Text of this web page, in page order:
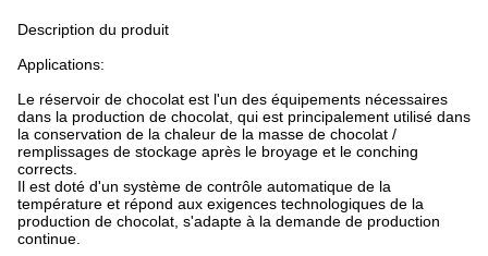
Description du produit
Applications:
Le réservoir de chocolat est l'un des équipements nécessaires
dans la production de chocolat, qui est principalement utilisé dans
la conservation de la chaleur de la masse de chocolat /
remplissages de stockage après le broyage et le conching
corrects.
Il est doté d'un système de contrôle automatique de la
température et répond aux exigences technologiques de la
production de chocolat, s'adapte à la demande de production
continue.